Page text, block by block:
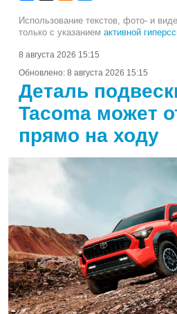
Использование текстов, фото- и
только с указанием активной
8 августа 2026 15:15
Обновлено: 8 августа 2026 15:15
Деталь
Tacoma может
прямо на ходу